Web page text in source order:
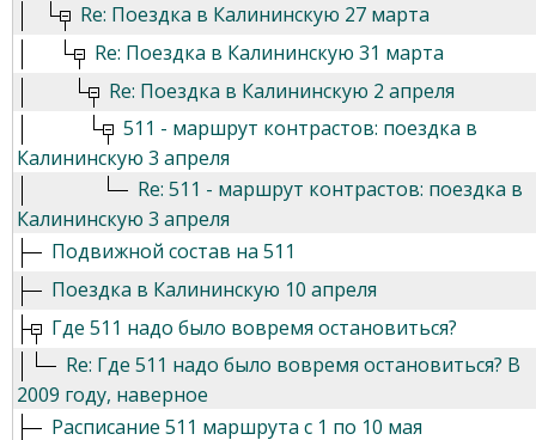
Re: Поездка в Калининскую 27 марта
Re: Поездка в Калининскую 31 марта
Re: Поездка в Калининскую 2 апреля
511 - маршрут контрастов: поездка в
Калининскую 3 апреля
Re: 511 - маршрут контрастов: поездка в
Калининскую 3 апреля
Подвижной состав на 511
Поездка в Калининскую 10 апреля
Где 511 надо было вовремя остановиться?
Re: Где 511 надо было вовремя остановиться? В
2009 году, наверное
Расписание 511 маршрута с 1 по 10 мая